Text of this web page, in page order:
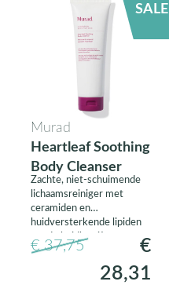
SALE
Murad
Heartleaf Soothing
Body Cleanser
Zachte, niet-schuimende
lichaamsreiniger met
ceramiden en
huidversterkende lipiden
om de huidbarrière te
versterken tegen externe
ontstekingstriggers.
€ 37,75
€
28,31